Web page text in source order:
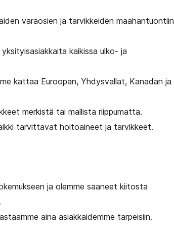
varaosien ja tarvikkeiden maahantuontiin
kaikissa ulko- ja
kattaa Euroopan, Yhdysvallat, Kanadan ja
merkistä tai mallista riippumatta.
tarvittavat hoitoaineet ja tarvikkeet.
ja olemme saaneet kiitosta
aina asiakkaidemme tarpeisiin.